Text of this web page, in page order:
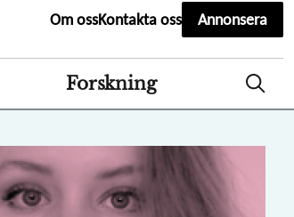
Second
header
menu
Om ossKontakta oss Annonsera
Forskning